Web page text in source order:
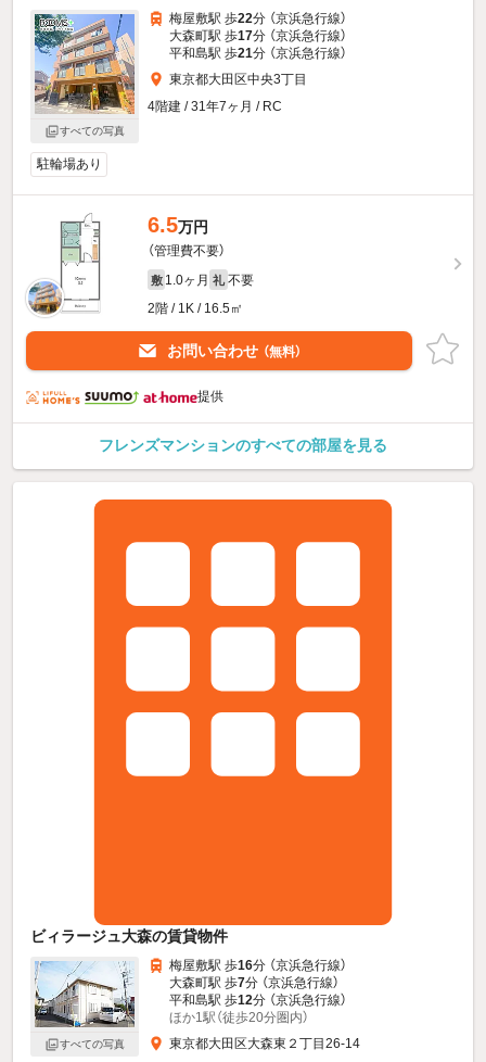
すべての写真
梅屋敷駅 歩22分 （京浜急行線）
大森町駅 歩17分 （京浜急行線）
平和島駅 歩21分 （京浜急行線）
東京都大田区中央3丁目
4階建 / 31年7ヶ月 / RC
駐輪場あり
6.5万円
（管理費不要）
敷 1.0ヶ月 礼 不要
2階 / 1K / 16.5㎡
お問い合わせ （無料）
提供
フレンズマンションのすべての部屋を見る
ビィラージュ大森の賃貸物件
すべての写真
梅屋敷駅 歩16分 （京浜急行線）
大森町駅 歩7分 （京浜急行線）
平和島駅 歩12分 （京浜急行線）
ほか1駅（徒歩20分圏内）
東京都大田区大森東２丁目26-14